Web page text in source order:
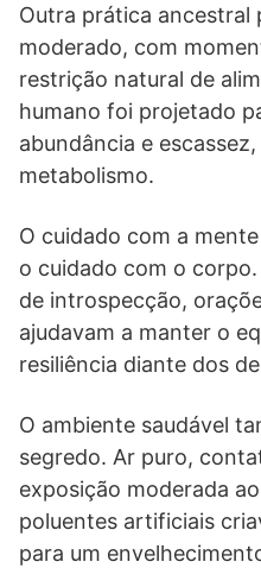
Outra prática ancestral
moderado, com
restrição natural de
humano foi projetado
abundância e
metabolismo.
O cuidado com a
o cuidado com o
de introspecção,
ajudavam a manter o
resiliência diante dos
O ambiente saudável
segredo. Ar puro,
exposição moderada
poluentes artificiais
para um